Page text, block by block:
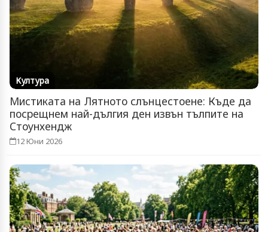
Култура
Мистиката на Лятното слънцестоене: Къде да
посрещнем най-дългия ден извън тълпите на
Стоунхендж
12 Юни 2026